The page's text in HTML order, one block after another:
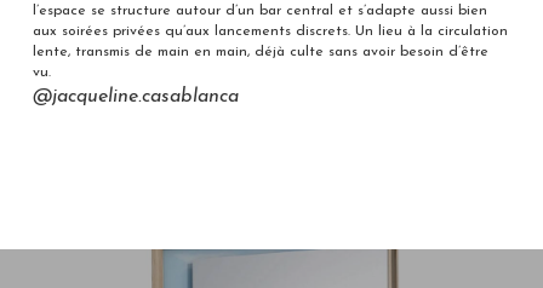
l’espace se structure autour d’un bar central et s’adapte aussi bien
aux soirées privées qu’aux lancements discrets. Un lieu à la circulation
lente, transmis de main en main, déjà culte sans avoir besoin d’être
vu.
@jacqueline.casablanca